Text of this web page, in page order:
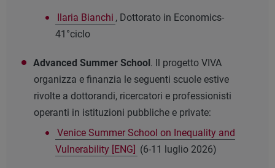
Ilaria Bianchi , Dottorato in Economics-
41°ciclo
Advanced Summer School. Il progetto VIVA
organizza e finanzia le seguenti scuole estive
rivolte a dottorandi, ricercatori e professionisti
operanti in istituzioni pubbliche e private:
Venice Summer School on Inequality and
Vulnerability [ENG] (6-11 luglio 2026)